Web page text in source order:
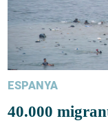
ESPANYA
40.000